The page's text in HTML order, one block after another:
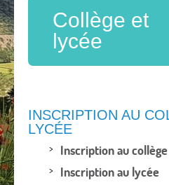
Collège et
lycée
INSCRIPTION AU
LYCÉE
Inscription au collège
Inscription au lycée